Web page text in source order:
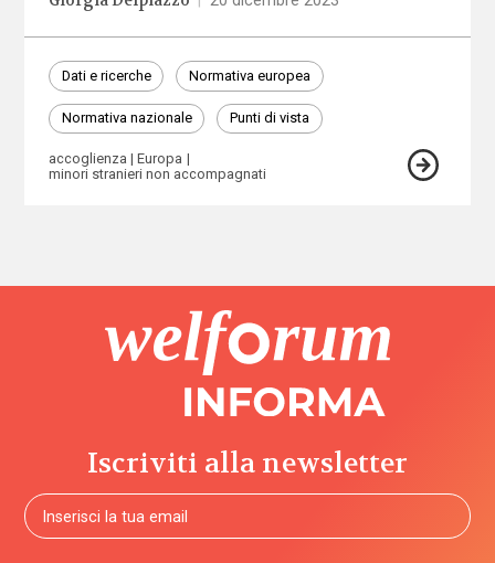
Dati e ricerche Normativa europea
Normativa nazionale Punti di vista
accoglienza
Europa
minori stranieri non accompagnati
Iscriviti alla newsletter